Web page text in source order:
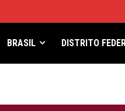
BRASIL DISTRITO